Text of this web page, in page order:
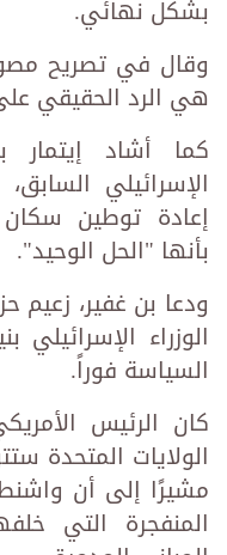
بشكل نهائي.
وقال في تصريح
هي الرد الحقيقي على هجوم 7
كما أشاد إيتمار
الإسرائيلي
إعادة توطين
بأنها "الحل الوحيد".
ودعا بن غفير،
الوزراء
السياسة فوراً.
كان الرئيس
الولايات المتحدة
مشيرًا إلى أن
المنفجرة التي